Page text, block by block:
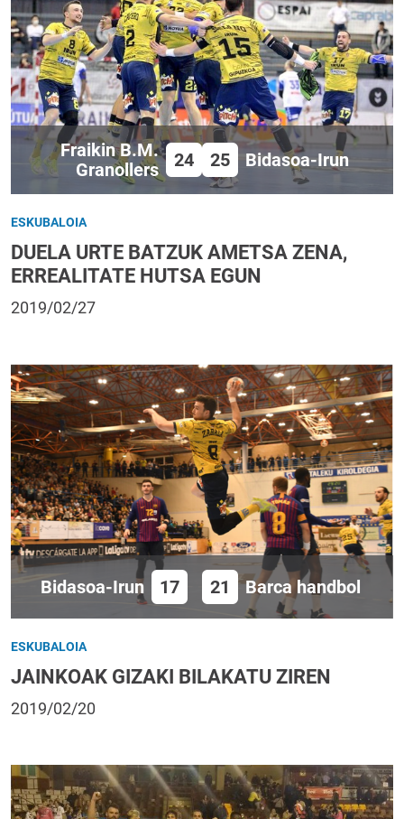
Fraikin B.M.
Granollers
24 25 Bidasoa-Irun
ESKUBALOIA
DUELA URTE BATZUK AMETSA ZENA,
ERREALITATE HUTSA EGUN
2019/02/27
Bidasoa-Irun 17 21 Barca handbol
ESKUBALOIA
JAINKOAK GIZAKI BILAKATU ZIREN
2019/02/20